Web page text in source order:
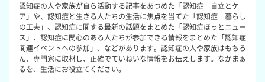
認知症の人や家族が自ら活動する記事をあつめた「認知症 自立とケ
ア」や、認知症と生きる人たちの生活に焦点を当てた「認知症 暮らし
の工夫」、認知症に関する最新の話題をまとめた「認知症ほっとニュー
ス」、認知症に関心のある人たちが参加できる情報をまとめた「認知症
関連イベントへの参加」、などがあります。認知症の人や家族はもちろ
ん、専門家に取材し、正確でていねいな情報をお伝えします。なかまぁ
るを、生活にお役立てください。